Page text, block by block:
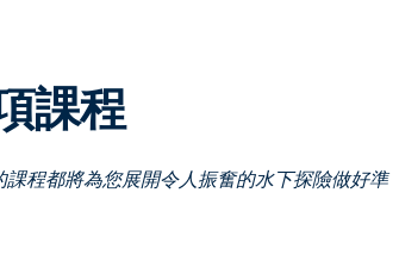
課程
程都將為您展開令人振奮的水下探險做好準